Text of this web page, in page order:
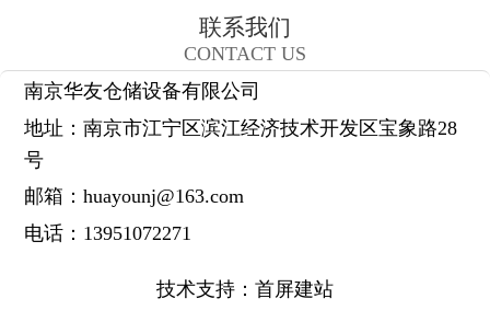
联系我们
CONTACT US
南京华友仓储设备有限公司
地址：南京市江宁区滨江经济技术开发区宝象路28
号
邮箱：huayounj@163.com
电话： 13951072271
技术支持： 首屏建站